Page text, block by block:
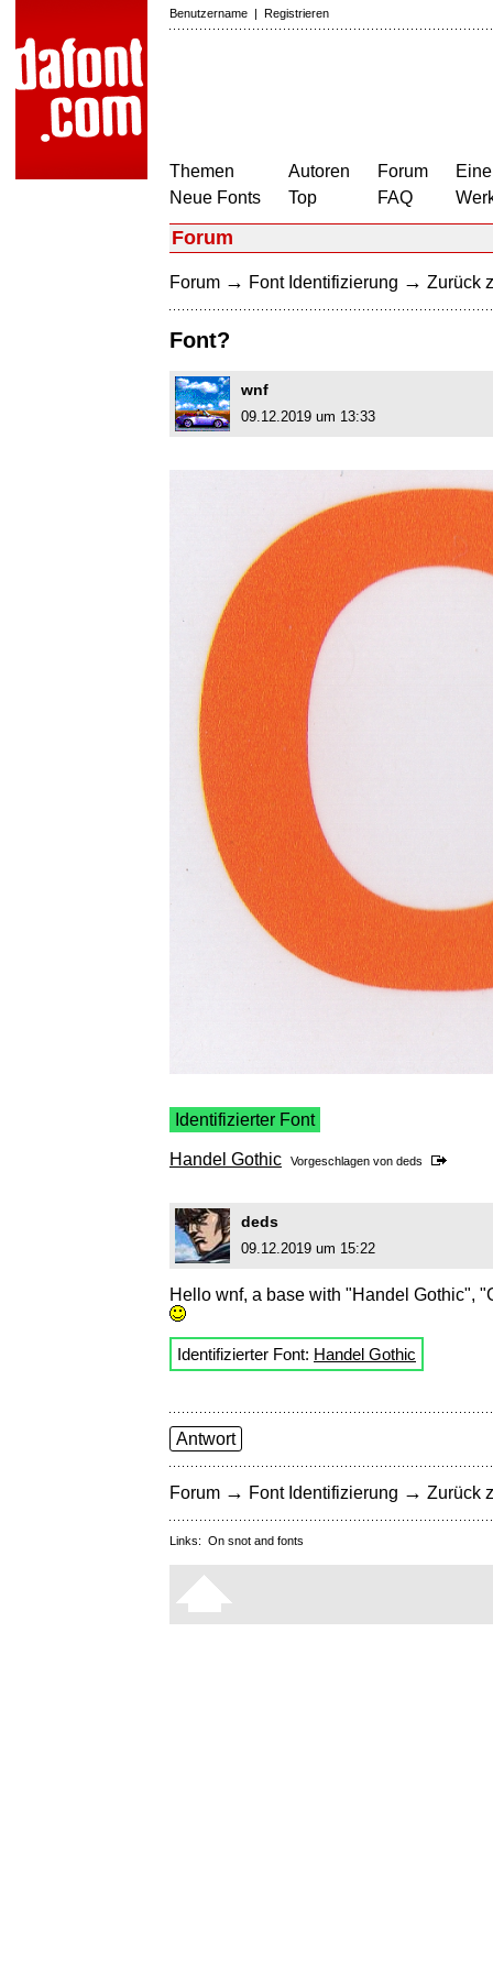
Benutzername | Registrieren
Themen
Neue Fonts
Autoren
Top
Forum
FAQ
Forum
Forum → Font Identifizierung → Zurück
Font?
wnf
09.12.2019 um 13:33
Identifizierter Font
Handel Gothic Vorgeschlagen von deds
deds
09.12.2019 um 15:22
Hello wnf, a base with "Handel Gothic",
Identifizierter Font: Handel Gothic
Antwort
Forum → Font Identifizierung → Zurück
Links: On snot and fonts